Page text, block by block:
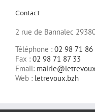
Contact
2 rue de Bannalec
Téléphone : 02 98 71 86
Fax : 02 98 71 87 33
Email:
Web : letrevoux.bzh